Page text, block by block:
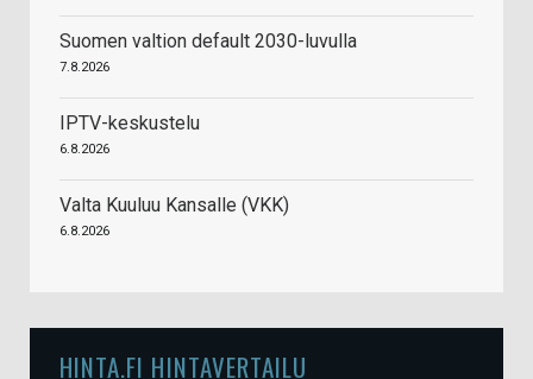
Suomen valtion default 2030-luvulla
7.8.2026
IPTV-keskustelu
6.8.2026
Valta Kuuluu Kansalle (VKK)
6.8.2026
HINTA.FI HINTAVERTAILU